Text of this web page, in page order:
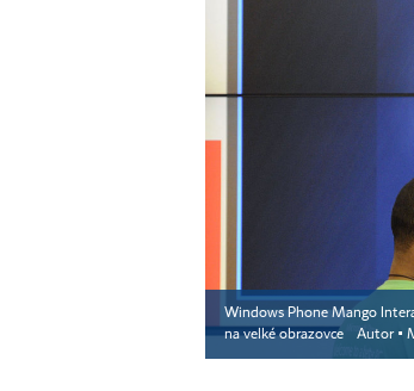
Windows Phone Mango
na velké obrazovce
Autor ▪